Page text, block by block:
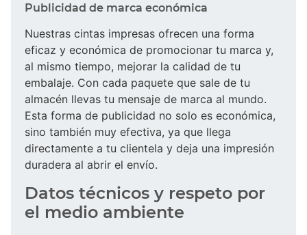
Publicidad de marca económica
Nuestras cintas impresas ofrecen una forma
eficaz y económica de promocionar tu marca y,
al mismo tiempo, mejorar la calidad de tu
embalaje. Con cada paquete que sale de tu
almacén llevas tu mensaje de marca al mundo.
Esta forma de publicidad no solo es económica,
sino también muy efectiva, ya que llega
directamente a tu clientela y deja una impresión
duradera al abrir el envío.
Datos técnicos y respeto por
el medio ambiente